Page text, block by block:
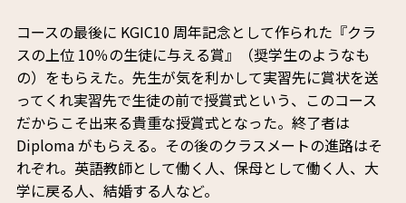
コースの最後に KGIC10 周年記念として作られた『クラ
スの上位 10％の生徒に与える賞』（奨学生のようなも
の）をもらえた。先生が気を利かして実習先に賞状を送
ってくれ実習先で生徒の前で授賞式という、このコース
だからこそ出来る貴重な授賞式となった。終了者は
Diploma がもらえる。その後のクラスメートの進路はそ
れぞれ。英語教師として働く人、保母として働く人、大
学に戻る人、結婚する人など。